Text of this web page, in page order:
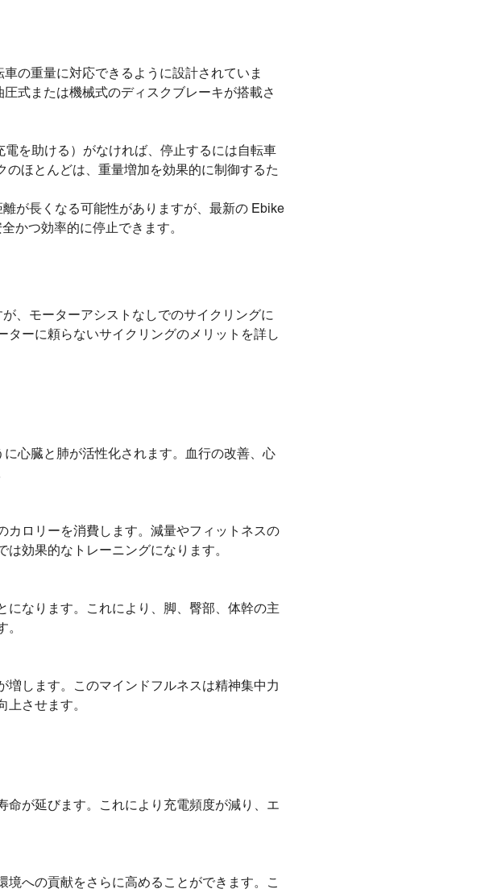
の重量に対応できるように設計されていま
式または機械式のディスクブレーキが搭載さ
を助ける）がなければ、停止するには自転車
ほとんどは、重量増加を効果的に制御するた
が長くなる可能性がありますが、最新の Ebike
かつ効率的に停止できます。
、モーターアシストなしでのサイクリングに
ターに頼らないサイクリングのメリットを詳し
心臓と肺が活性化されます。血行の改善、心
カロリーを消費します。減量やフィットネスの
効果的なトレーニングになります。
になります。これにより、脚、臀部、体幹の主
。
します。このマインドフルネスは精神集中力
上させます。
命が延びます。これにより充電頻度が減り、エ
への貢献をさらに高めることができます。こ